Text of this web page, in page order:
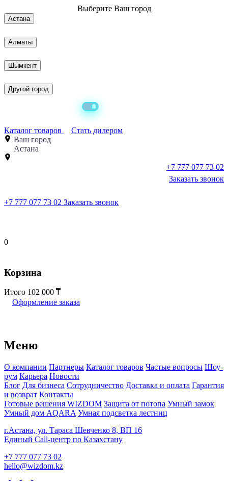
Выберите Ваш город
Астана
Алматы
Шымкент
Другой город
Каталог товаров
Стать дилером
Ваш город
Астана
+7 777 077 73 02
Заказать звонок
+7 777 077 73 02 Заказать звонок
0
Корзина
Итого 102 000
Оформление заказа
Меню
О компании Партнеры Каталог товаров Частые вопросы Шоу-
рум Карьера Новости
Блог Для бизнеса Сотрудничество Доставка и оплата Гарантия
и возврат Контакты
Готовые решения WIZDOM Защита от потопа Умный замок
Умный дом AQARA Умная подсветка лестниц
г.Астана, ул. Тараса Шевченко 8, ВП 16
Единый Call-центр по Казахстану
+7 777 077 73 02
hello@wizdom.kz